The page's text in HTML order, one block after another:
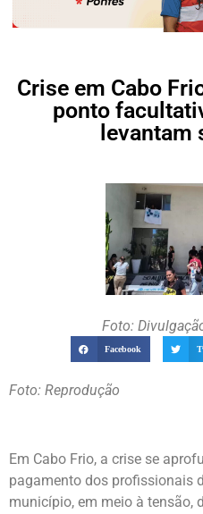
Crise em Cabo
ponto
levantam
Foto:
Facebook
Foto: Reprodução
Em Cabo Frio, a crise se
pagamento dos profissionais
município, em meio à tensão,